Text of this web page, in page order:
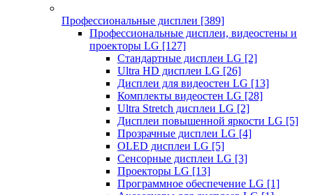
Профессиональные дисплеи [389]
Профессиональные дисплеи, видеостены и
проекторы LG [127]
Стандартные дисплеи LG [2]
Ultra HD дисплеи LG [26]
Дисплеи для видеостен LG [13]
Комплекты видеостен LG [28]
Ultra Stretch дисплеи LG [2]
Дисплеи повышенной яркости LG [5]
Прозрачные дисплеи LG [4]
OLED дисплеи LG [5]
Сенсорные дисплеи LG [3]
Проекторы LG [13]
Программное обеспечение LG [1]